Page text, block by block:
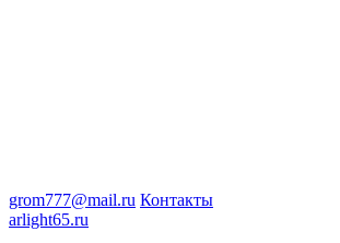
grom777@mail.ru Контакты
arlight65.ru